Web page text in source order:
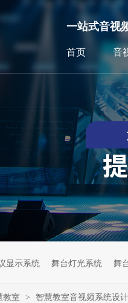
一站式音视
首页 音
显示系统 舞台灯光系统 舞
教室 > 智慧教室音视频系统设